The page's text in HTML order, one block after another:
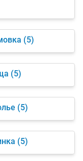
(5)
(5)
(5)
(5)